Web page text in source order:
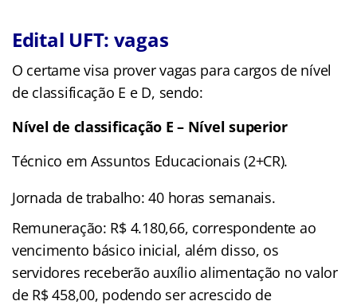
Edital UFT: vagas
O certame visa prover vagas para cargos de nível
de classificação E e D, sendo:
Nível de classificação E – Nível superior
Técnico em Assuntos Educacionais (2+CR).
Jornada de trabalho: 40 horas semanais.
Remuneração: R$ 4.180,66, correspondente ao
vencimento básico inicial, além disso, os
servidores receberão auxílio alimentação no valor
de R$ 458,00, podendo ser acrescido de